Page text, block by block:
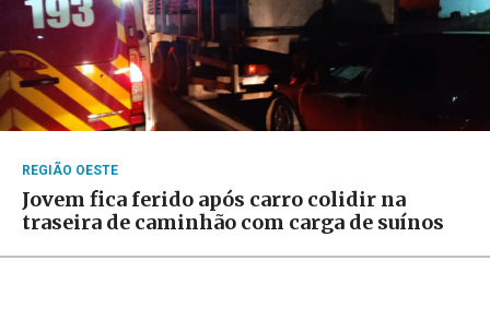
REGIÃO OESTE
Jovem fica ferido após carro colidir na
traseira de caminhão com carga de suínos